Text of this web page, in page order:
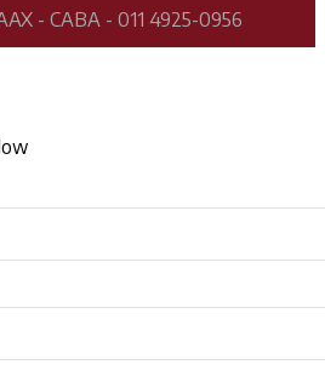
- CABA - 011 4925-0956